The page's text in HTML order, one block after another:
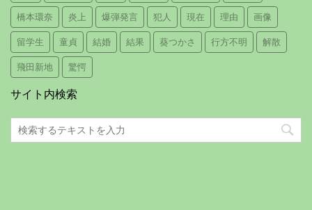
橋本環奈 炎上 爆弾発言 犯人 現在 理由 画像
留学生 童貞 結婚 結果 葵つかさ 行方不明 解散
飛田新地 驚愕
サイト内検索